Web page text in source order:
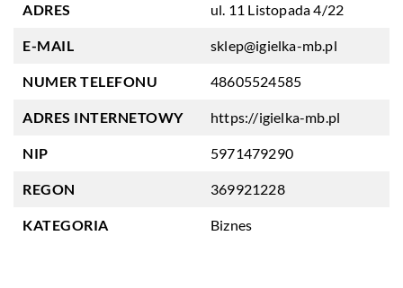
ADRES ul. 11 Listopada 4/22
E-MAIL sklep@igielka-mb.pl
NUMER TELEFONU 48605524585
ADRES INTERNETOWY https://igielka-mb.pl
NIP 5971479290
REGON 369921228
KATEGORIA Biznes